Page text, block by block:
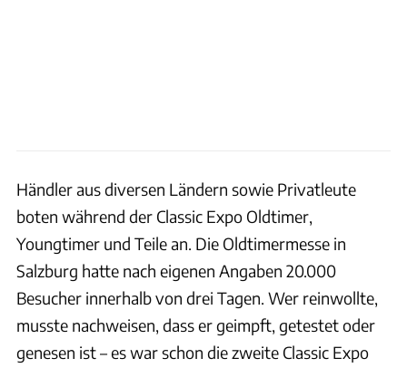
Händler aus diversen Ländern sowie Privatleute
boten während der Classic Expo Oldtimer,
Youngtimer und Teile an. Die Oldtimermesse in
Salzburg hatte nach eigenen Angaben 20.000
Besucher innerhalb von drei Tagen. Wer reinwollte,
musste nachweisen, dass er geimpft, getestet oder
genesen ist – es war schon die zweite Classic Expo